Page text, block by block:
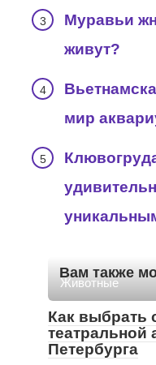
Муравьи
живут?
мир
Вам также
Животные
Как выбрать
театральной
Петербурга